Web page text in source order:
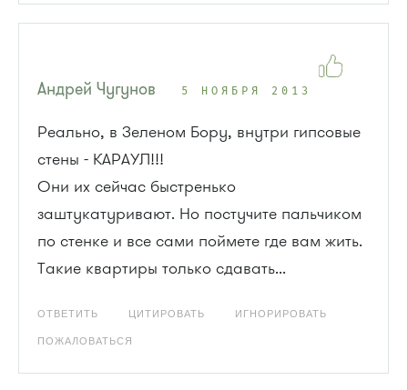
Андрей Чугунов 5 НОЯБРЯ 2013
Реально, в Зеленом Бору, внутри гипсовые
стены - КАРАУЛ!!!
Они их сейчас быстренько
заштукатуривают. Но постучите пальчиком
по стенке и все сами поймете где вам жить.
Такие квартиры только сдавать...
ОТВЕТИТЬ ЦИТИРОВАТЬ ИГНОРИРОВАТЬ
ПОЖАЛОВАТЬСЯ